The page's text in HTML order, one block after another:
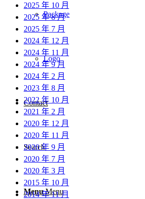
Package
Logo
Contact
Search
Menu Menu
2025 年 10 月
2025 年 8 月
2025 年 7 月
2024 年 12 月
2024 年 11 月
2024 年 9 月
2024 年 2 月
2023 年 8 月
2022 年 10 月
2021 年 2 月
2020 年 12 月
2020 年 11 月
2020 年 9 月
2020 年 7 月
2020 年 3 月
2015 年 10 月
2014 年 11 月